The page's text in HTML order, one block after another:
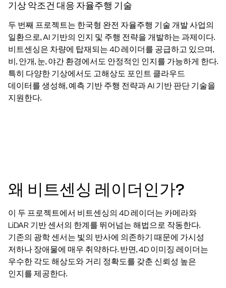
기상 악조건 대응 자율주행 기술
두 번째 프로젝트는 한국형 완전 자율주행 기술 개발 사업의
일환으로, AI 기반의 인지 및 주행 전략을 개발하는 과제이다.
비트센싱은 차량에 탑재되는 4D 레이더를 공급하고 있으며,
비, 안개, 눈, 야간 환경에서도 안정적인 인지를 가능하게 한다.
특히 다양한 기상에서도 고해상도 포인트 클라우드
데이터를 생성해, 예측 기반 주행 전략과 AI 기반 판단 기술을
지원한다.
왜 비트센싱 레이더인가?
이 두 프로젝트에서 비트센싱의 4D 레이더는 카메라와
LiDAR 기반 센서의 한계를 뛰어넘는 해법으로 작동한다.
기존의 광학 센서는 빛의 반사에 의존하기 때문에 가시성
저하나 장애물에 매우 취약하다. 반면, 4D 이미징 레이더는
우수한 각도 해상도와 거리 정확도를 갖춘 신뢰성 높은
인지를 제공한다.